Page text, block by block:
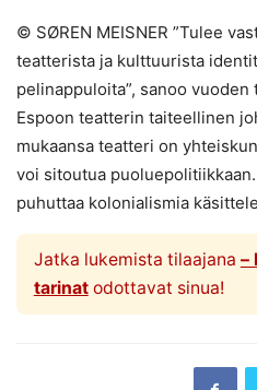
© SØREN MEISNER ”Tulee
teatterista ja kulttuurista
pelinappuloita”, sanoo
Espoon teatterin taiteellinen
mukaansa teatteri on
voi sitoutua
puhuttaa kolonialismia
Jatka lukemista tilaajana –
tarinatodottavat sinua!